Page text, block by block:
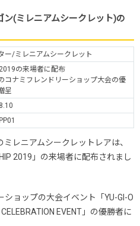
ン(ミレニアムシークレット)の
ー/ミレニアムシークレット
の来場者に配布
コナミフレンドリーショップ大会の優
呈
レニアムシークレットレアは、
2019」の来場者に配布されまし
ョップの大会イベント「YU-GI-O
EVENT」の優勝者に